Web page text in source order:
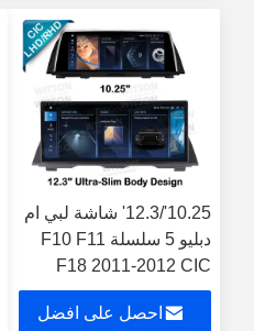
10.25'/12.3' شاشة لبي ام
دبليو 5 سلسلة F10 F11
F18 2011-2012 CIC
مشغل الوسائط المتعددة
الروبوتاحصل على افضل